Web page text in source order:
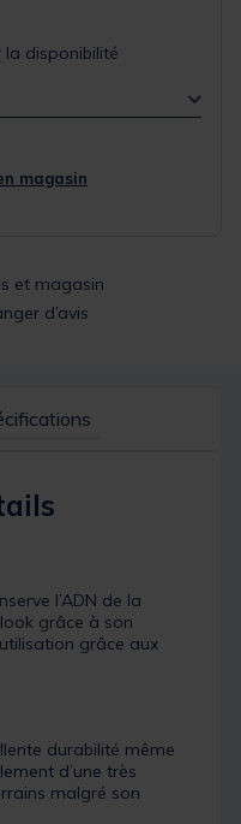
la disponibilité
magasin
et magasin
d’avis
l’ADN de la
grâce à son
grâce aux
durabilité même
d’une très
malgré son